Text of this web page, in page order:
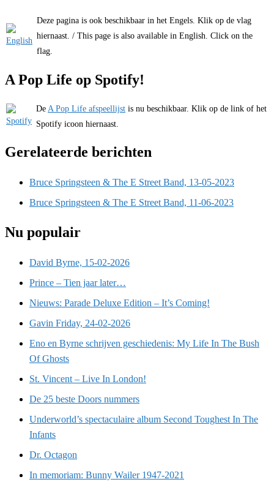
Deze pagina is ook beschikbaar in het Engels. Klik op de vlag
hiernaast. / This page is also available in English. Click on the
flag.
A Pop Life op Spotify!
De A Pop Life afspeellijst is nu beschikbaar. Klik op de link of het
Spotify icoon hiernaast.
Gerelateerde berichten
Bruce Springsteen & The E Street Band, 13-05-2023
Bruce Springsteen & The E Street Band, 11-06-2023
Nu populair
David Byrne, 15-02-2026
Prince – Tien jaar later…
Nieuws: Parade Deluxe Edition – It’s Coming!
Gavin Friday, 24-02-2026
Eno en Byrne schrijven geschiedenis: My Life In The Bush
Of Ghosts
St. Vincent – Live In London!
De 25 beste Doors nummers
Underworld’s spectaculaire album Second Toughest In The
Infants
Dr. Octagon
In memoriam: Bunny Wailer 1947-2021